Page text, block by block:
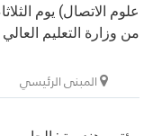
من وزارة التعليم
المبنى الرئيسي